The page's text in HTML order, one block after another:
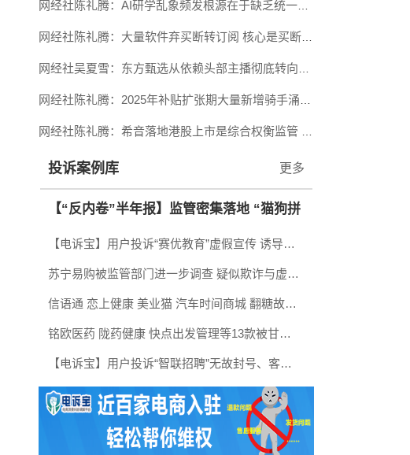
投诉案例库 更多
【“反内卷”半年报】监管密集落地 “猫狗拼
抖快美红”被约谈 内卷整治取得阶段性成效【电诉宝】用户投诉“赛优教育”虚假宣传 诱导消费 额外缴费后退款遭拒
苏宁易购被监管部门进一步调查 疑似欺诈与虚假宣传
信语通 恋上健康 美业猫 汽车时间商城 翻糖故事会等9款App被北京市通信管理局通报或下架
铭欧医药 陇药健康 快点出发管理等13款被甘肃省通信管理局与甘肃省互联网信息办公室通报
【电诉宝】用户投诉“智联招聘”无故封号、客服推诿半年拒不退费